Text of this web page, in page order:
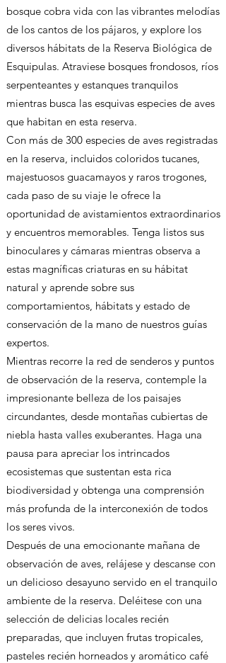
bosque cobra vida con las vibrantes melodías
de los cantos de los pájaros, y explore los
diversos hábitats de la Reserva Biológica de
Esquipulas. Atraviese bosques frondosos, ríos
serpenteantes y estanques tranquilos
mientras busca las esquivas especies de aves
que habitan en esta reserva.
Con más de 300 especies de aves registradas
en la reserva, incluidos coloridos tucanes,
majestuosos guacamayos y raros trogones,
cada paso de su viaje le ofrece la
oportunidad de avistamientos extraordinarios
y encuentros memorables. Tenga listos sus
binoculares y cámaras mientras observa a
estas magníficas criaturas en su hábitat
natural y aprende sobre sus
comportamientos, hábitats y estado de
conservación de la mano de nuestros guías
expertos.
Mientras recorre la red de senderos y puntos
de observación de la reserva, contemple la
impresionante belleza de los paisajes
circundantes, desde montañas cubiertas de
niebla hasta valles exuberantes. Haga una
pausa para apreciar los intrincados
ecosistemas que sustentan esta rica
biodiversidad y obtenga una comprensión
más profunda de la interconexión de todos
los seres vivos.
Después de una emocionante mañana de
observación de aves, relájese y descanse con
un delicioso desayuno servido en el tranquilo
ambiente de la reserva. Deléitese con una
selección de delicias locales recién
preparadas, que incluyen frutas tropicales,
pasteles recién horneados y aromático café